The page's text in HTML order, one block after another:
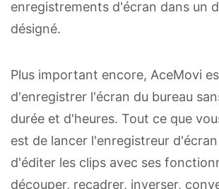
enregistrements d'écran dans un
désigné.
Plus important encore, AceMovi
d'enregistrer l'écran du bureau
durée et d'heures. Tout ce que
est de lancer l'enregistreur
d'éditer les clips avec ses
découper, recadrer, inverser,